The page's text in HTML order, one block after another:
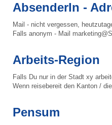
AbsenderIn -
Mail - nicht vergessen,
Falls anonym - Mail
Arbeits-Region
Falls Du nur in der Stadt xy
Wenn reisebereit den Kanton /
Pensum